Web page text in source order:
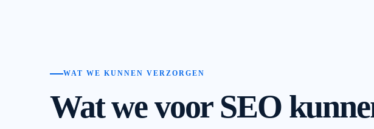
WAT WE KUNNEN VERZORGEN
Wat we voor SEO